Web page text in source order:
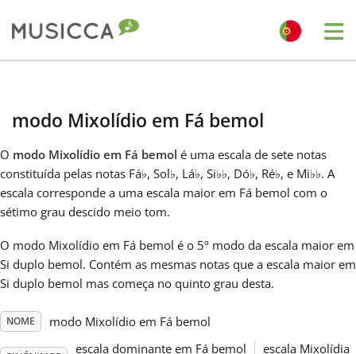
Dansk
English
modo Mixolídio em Fá bemol
O modo Mixolídio em Fá bemol é uma escala de sete notas
constituída pelas notas Fá♭, Sol♭, Lá♭, Si♭♭, Dó♭, Ré♭, e Mi♭♭. A
escala corresponde a uma escala maior em Fá bemol com o
sétimo grau descido meio tom.
O modo Mixolídio em Fá bemol é o 5º modo da escala maior em
Si duplo bemol. Contém as mesmas notas que a escala maior em
Si duplo bemol mas começa no quinto grau desta.
NOME modo Mixolídio em Fá bemol
escala dominante em Fá bemol
escala Mixolídia